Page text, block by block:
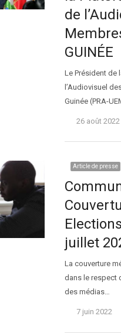
de
GUINÉE
Le Président de
l’Audiovisuel
Guinée (PRA-
26 août 2022
Article de presse
juillet
La couverture
dans le respect
des médias…
7 juin 2022